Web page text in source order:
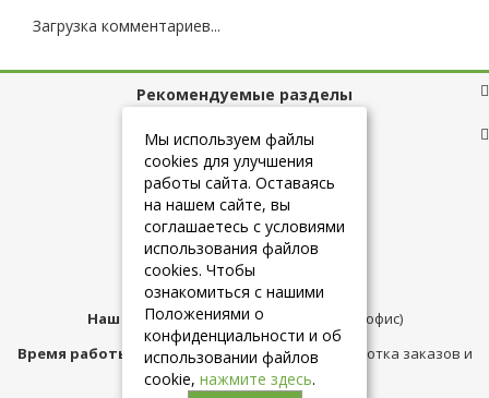
Загрузка комментариев...
Рекомендуемые разделы
Полезные ссылки
+7 (925) 084-10-60
Наш адрес:Москва,ул.Плещеева д.12 (офис)
Время работы магазина:с 10:00 до 21:00 (обработка заказов и
консультация)
Мы используем файлы
cookies для улучшения
работы сайта. Оставаясь
на нашем сайте, вы
соглашаетесь с условиями
использования файлов
cookies. Чтобы
ознакомиться с нашими
Положениями о
конфиденциальности и об
использовании файлов
cookie, нажмите здесь.